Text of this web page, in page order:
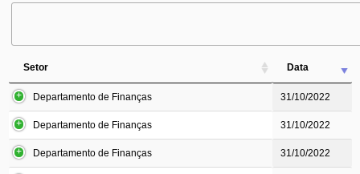
Setor Data
Departamento de Finanças 31/10/2022
Departamento de Finanças 31/10/2022
Departamento de Finanças 31/10/2022